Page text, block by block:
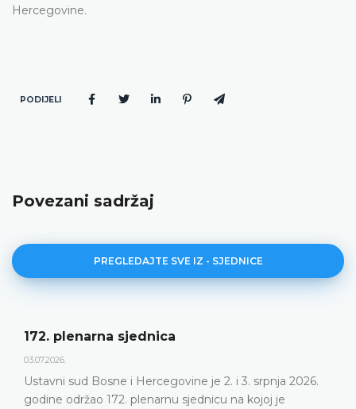
Hercegovine.
PODIJELI
Povezani sadržaj
PREGLEDAJTE SVE IZ - SJEDNICE
172. plenarna sjednica
03.07.2026.
Ustavni sud Bosne i Hercegovine je 2. i 3. srpnja 2026.
godine održao 172. plenarnu sjednicu na kojoj je